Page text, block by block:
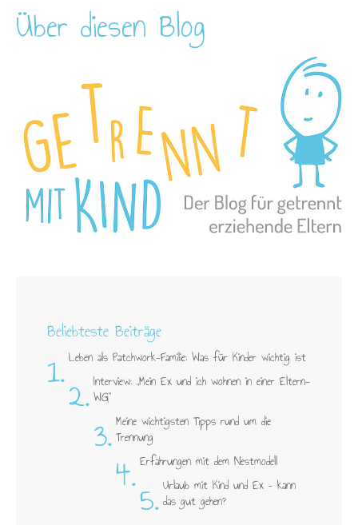
Über diesen Blog
Beliebteste Beiträge
1. Leben als Patchwork-Familie: Was für Kinder wichtig ist
2. Interview: „Mein Ex und ich wohnen in einer Eltern-
WG"
3. Meine wichtigsten Tipps rund um die
Trennung
4. Erfahrungen mit dem Nestmodell
5. Urlaub mit Kind und Ex – kann
das gut gehen?